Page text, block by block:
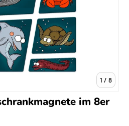
1 / von
8
im 8er